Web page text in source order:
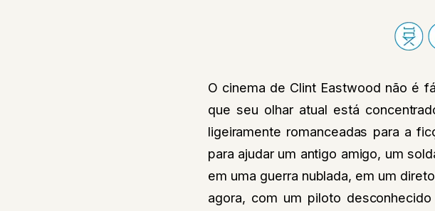
O cinema de Clint Eastwood não é
que seu olhar atual está
ligeiramente romanceadas para a
para ajudar um antigo amigo, um
em uma guerra nublada, em um
agora, com um piloto